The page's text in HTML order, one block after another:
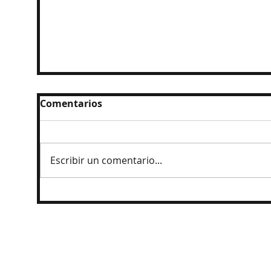
Comentarios
Escribir un comentario...